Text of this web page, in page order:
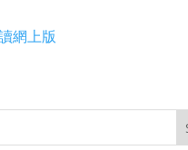
網上版